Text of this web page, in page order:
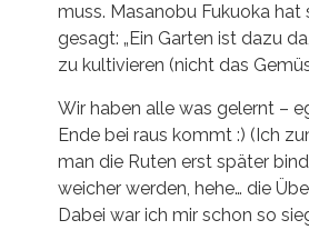
muss. Masanobu Fukuoka hat
gesagt: „Ein Garten ist dazu
zu kultivieren (nicht das
Wir haben alle was gelernt –
Ende bei raus kommt :) (Ich
man die Ruten erst später
weicher werden, hehe… die
Dabei war ich mir schon so